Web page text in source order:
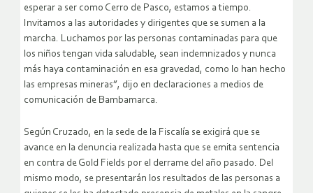
esperar a ser como Cerro de Pasco, estamos a tiempo.
Invitamos a las autoridades y dirigentes que se sumen a la
marcha. Luchamos por las personas contaminadas para que
los niños tengan vida saludable, sean indemnizados y nunca
más haya contaminación en esa gravedad, como lo han hecho
las empresas mineras”, dijo en declaraciones a medios de
comunicación de Bambamarca.
Según Cruzado, en la sede de la Fiscalía se exigirá que se
avance en la denuncia realizada hasta que se emita sentencia
en contra de Gold Fields por el derrame del año pasado. Del
mismo modo, se presentarán los resultados de las personas a